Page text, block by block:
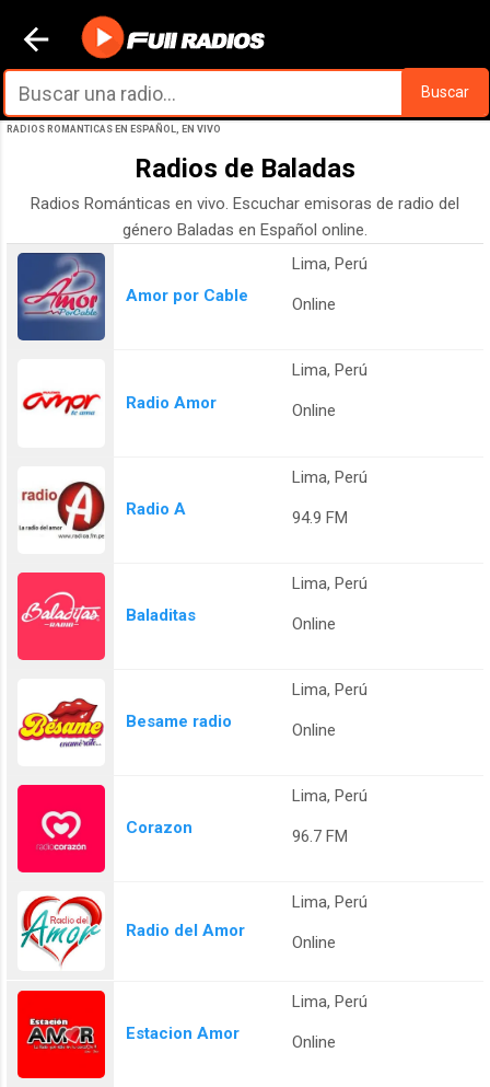
Ir al contenido principal
Buscar
RADIOS ROMANTICAS EN ESPAÑOL, EN VIVO
Radios de Baladas
Radios Románticas en vivo. Escuchar emisoras de radio del
género Baladas en Español online.
Amor por Cable
Lima, Perú
Online
Radio Amor
Lima, Perú
Online
Radio A
Lima, Perú
94.9 FM
Baladitas
Lima, Perú
Online
Besame radio
Lima, Perú
Online
Corazon
Lima, Perú
96.7 FM
Radio del Amor
Lima, Perú
Online
Estacion Amor
Lima, Perú
Online